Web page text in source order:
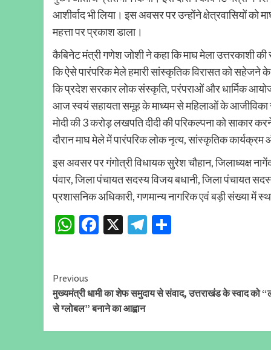
आशीर्वाद भी लिया। इस अवसर पर उन्होंने क्षेत्रवासियों
महत्ता पर प्रकाश डाला।
कैबिनेट मंत्री गणेश जोशी ने कहा कि माघ मेला उत्तरकाशी
कि ऐसे पारंपरिक मेले हमारी सांस्कृतिक विरासत को सहेजने
कि प्रदेश सरकार लोक संस्कृति, परंपराओं और धार्मिक
आज स्वयं सहायता समूह के माध्यम से महिलाओं के आजीविका
मोदी की 3 करोड़ लखपति दीदी की परिकल्पना को साकार
दौरान माघ मेले में पारंपरिक लोक नृत्य, सांस्कृतिक
इस अवसर पर गंगोत्री विधायक सुरेश चौहान, जिलाध्यक्ष
पंवार, जिला पंचायत सदस्य विजय बधानी, जिला पंचायत
प्रशासनिक अधिकारी, गणमान्य नागरिक एवं बड़ी संख्या में
WhatsApp
Facebook
X Telegram
Continue
Reading
Previous
मुख्यमंत्री धामी का शेफ समुदाय से संवाद, उत्तराखंड के स्वाद को
से ग्लोबल” बनाने का आह्वान